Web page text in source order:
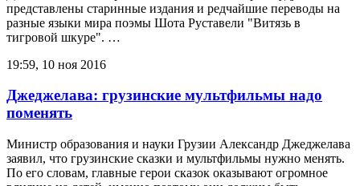
представлены старинные издания и редчайшие переводы на
разные языки мира поэмы Шота Руставели "Витязь в
тигровой шкуре". …
19:59, 10 ноя 2016
Джеджелава: грузинские мультфильмы надо
поменять
Министр образования и науки Грузии Александр Джеджелава
заявил, что грузинские сказки и мультфильмы нужно менять.
По его словам, главные герои сказок оказывают огромное